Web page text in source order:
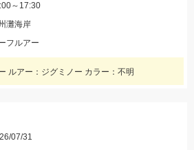
～17:30
灘海岸
フルアー
ルアー：ジグミノー カラー：不明
07/31